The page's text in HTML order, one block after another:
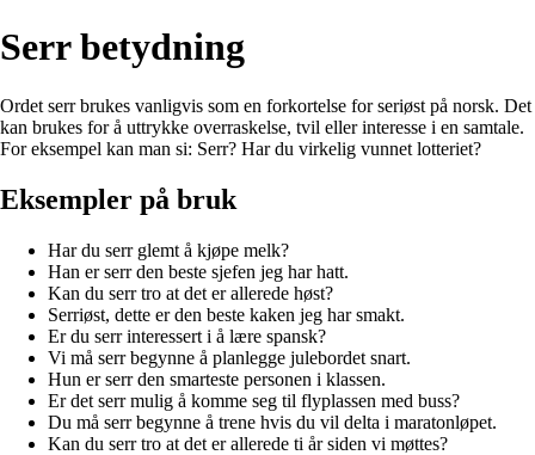
Serr betydning
Ordet serr brukes vanligvis som en forkortelse for seriøst på norsk. Det
kan brukes for å uttrykke overraskelse, tvil eller interesse i en samtale.
For eksempel kan man si: Serr? Har du virkelig vunnet lotteriet?
Eksempler på bruk
Har du serr glemt å kjøpe melk?
Han er serr den beste sjefen jeg har hatt.
Kan du serr tro at det er allerede høst?
Serriøst, dette er den beste kaken jeg har smakt.
Er du serr interessert i å lære spansk?
Vi må serr begynne å planlegge julebordet snart.
Hun er serr den smarteste personen i klassen.
Er det serr mulig å komme seg til flyplassen med buss?
Du må serr begynne å trene hvis du vil delta i maratonløpet.
Kan du serr tro at det er allerede ti år siden vi møttes?